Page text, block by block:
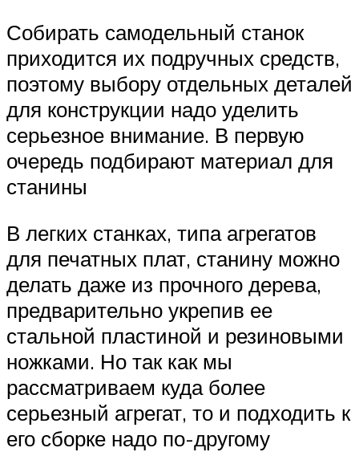
Собирать самодельный станок
приходится их подручных средств,
поэтому выбору отдельных деталей
для конструкции надо уделить
серьезное внимание. В первую
очередь подбирают материал для
станины
В легких станках, типа агрегатов
для печатных плат, станину можно
делать даже из прочного дерева,
предварительно укрепив ее
стальной пластиной и резиновыми
ножками. Но так как мы
рассматриваем куда более
серьезный агрегат, то и подходить к
его сборке надо по-другому